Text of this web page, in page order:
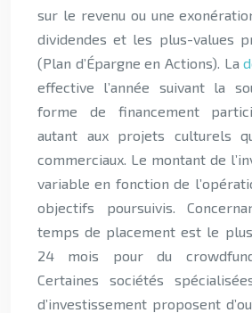
sur le revenu ou une
dividendes et les plus-values
(Plan d’Épargne en Actions). La
effective l’année suivant la
forme de financement
autant aux projets culturels
commerciaux. Le montant de
variable en fonction de
objectifs poursuivis.
temps de placement est le
24 mois pour du
Certaines sociétés
d’investissement proposent